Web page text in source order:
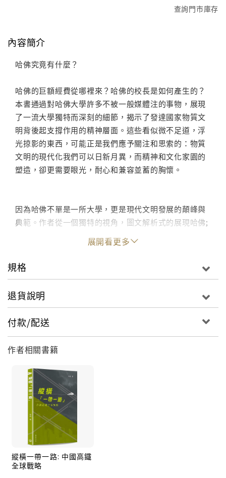
查詢門市庫存
內容簡介
哈佛究竟有什麼？
哈佛的巨額經費從哪裡來？哈佛的校長是如何產生的？
本書通過對哈佛大學許多不被一般媒體注的事物，展現
了一流大學獨特而深刻的細節，揭示了發達國家物質文
明背後起支撐作用的精神層面。這些看似微不足道，浮
光掠影的東西，可能正是我們應予關注和思索的：物質
文明的現代化我們可以日新月異，而精神和文化家園的
塑造，卻更需要眼光，耐心和兼容並蓄的胸懷。
因為哈佛不單是一所大學，更是現代文明發展的顛峰與
典範。作者從一個獨特的視角，圖文解析式的展現哈佛;
相信您也會和我們一樣，透過高山之巔的一片景色，一
線風光，得出自己的思考，感受到那種無形的存在這個
環境氛圍裡的精神。
■作者簡介
徐飛
1983年畢業於中國科學技術大學地球物理專業，理學博
士;1988年該校科學哲學專業畢業，哲學碩士;1996年該
校科學史專業畢業，理學博士。1997-1998年哈佛大學
Visiting Fellow;2002年哈佛大學Visiting Scholar。
現任中國科學技術大學科技哲學部主任，教授，博士生
導師。出版著作十餘種(含合著)，發表文章百餘篇。
展開看更多
規格
退貨說明
付款/配送
作者相關書籍
縱橫一帶一路: 中國高鐵
全球戰略